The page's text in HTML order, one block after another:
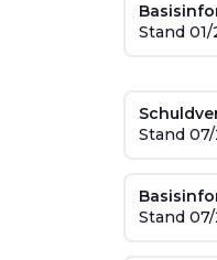
Stand
Stand
Stand